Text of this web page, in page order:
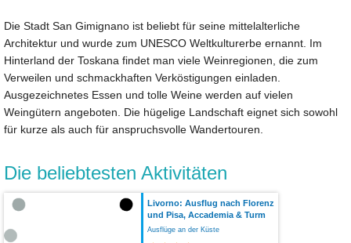
Die Stadt San Gimignano ist beliebt für seine mittelalterliche
Architektur und wurde zum UNESCO Weltkulturerbe ernannt. Im
Hinterland der Toskana findet man viele Weinregionen, die zum
Verweilen und schmackhaften Verköstigungen einladen.
Ausgezeichnetes Essen und tolle Weine werden auf vielen
Weingütern angeboten. Die hügelige Landschaft eignet sich sowohl
für kurze als auch für anspruchsvolle Wandertouren.
Die beliebtesten Aktivitäten
Livorno: Ausflug nach Florenz
und Pisa, Accademia & Turm
Ausflüge an der Küste